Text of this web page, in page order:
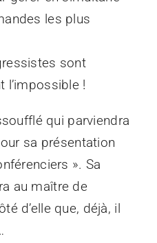
les plus
sont
l’impossible !
qui parviendra
sa présentation
». Sa
au maître de
d’elle que, déjà, il